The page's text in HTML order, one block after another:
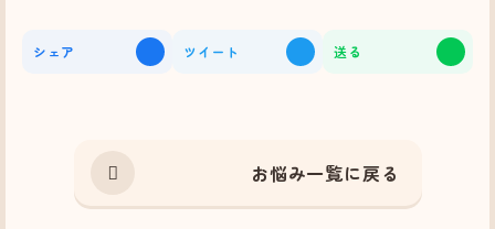
シェア ツイート 送る
お悩み一覧に戻る